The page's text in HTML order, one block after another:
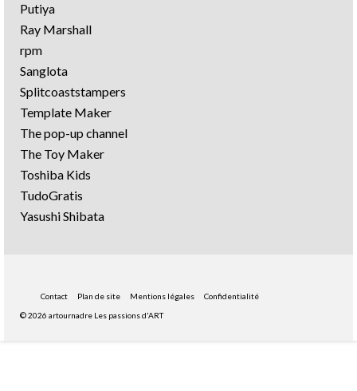
Putiya
Ray Marshall
rpm
Sanglota
Splitcoaststampers
Template Maker
The pop-up channel
The Toy Maker
Toshiba Kids
TudoGratis
Yasushi Shibata
Contact Plan de site Mentions légales
Confidentialité
© 2026 artournadre Les passions d'ART